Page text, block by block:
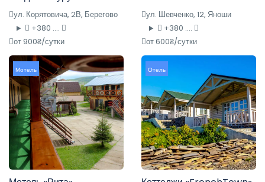
ул. Корятовича, 2В, Берегово
+380 ....
от 900₴/сутки
ул. Шевченко, 12, Яноши
+380 ....
от 600₴/сутки
Мотель Отель